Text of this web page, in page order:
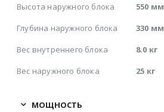
Высота наружного блока
550 мм
Глубина наружного блока
330 мм
Вес внутреннего блока
8.0 кг
Вес наружного блока
25 кг
МОЩНОСТЬ